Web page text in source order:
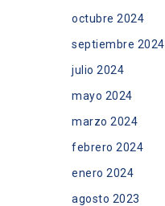
octubre 2024
septiembre 2024
julio 2024
mayo 2024
marzo 2024
febrero 2024
enero 2024
agosto 2023